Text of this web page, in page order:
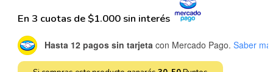
precios:
desde
$3.000
En 3 cuotas de $1.000 sin interés
Hasta 12 pagos sin tarjeta con Mercado Pago. Saber